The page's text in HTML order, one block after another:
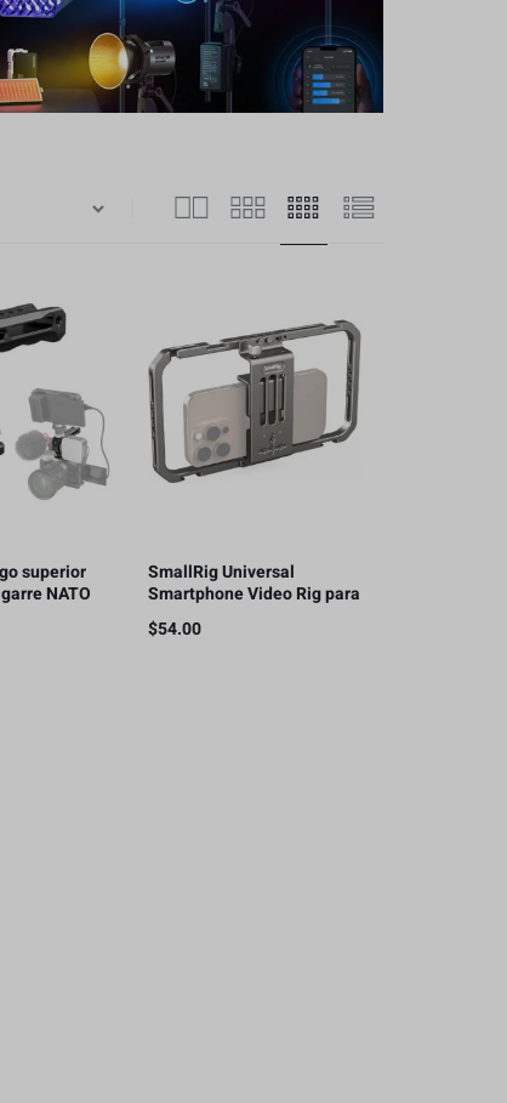
superior
NATO
con
SmallRig Universal
Smartphone Video Rig para
iPhone 16 15 14 para
Samsung, 2791
$54.00